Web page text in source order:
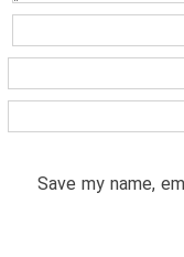
Save my name,